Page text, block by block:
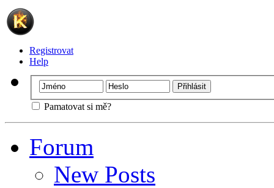
Registrovat
Help
Pamatovat si mě?
Forum
New Posts